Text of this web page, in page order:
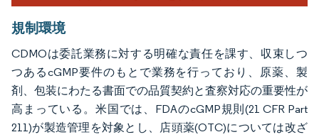
規制環境
CDMOは委託業務に対する明確な責任を課す、収束しつ
つあるcGMP要件のもとで業務を行っており、原薬、製
剤、包装にわたる書面での品質契約と査察対応の重要性が
高まっている。米国では、FDAのcGMP規則(21 CFR Part
211)が製造管理を対象とし、店頭薬(OTC)については改ざ